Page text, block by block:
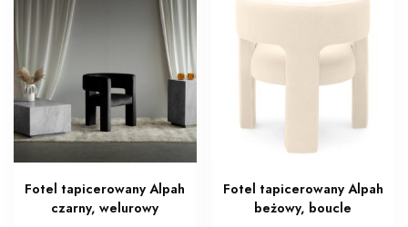
Fotel tapicerowany Alpah
czarny, welurowy
Fotel tapicerowany Alpah
beżowy, boucle